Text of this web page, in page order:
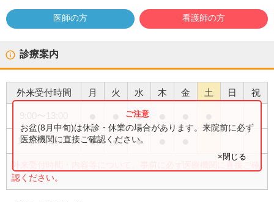
医師の方 看護師の方
診療案内
外来受付時間 月 火 水 木 金 土 日 祝
●
14:30〜18:00 ● ● ●
外来受付時間・内容等について、事前に必ず医療機関に直接ご確
認ください。
お盆(8月中旬)は休診・休業の場合があります。来院前に必ず
医療機関に直接ご確認ください。
×閉じる